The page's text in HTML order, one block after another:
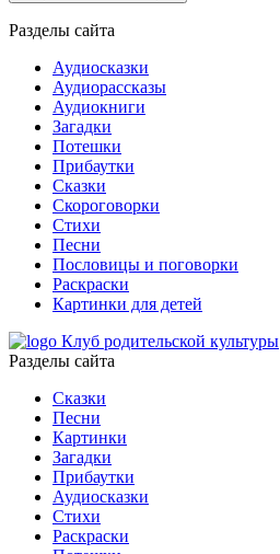
Разделы сайта
Аудиосказки
Аудиорассказы
Аудиокниги
Загадки
Потешки
Прибаутки
Сказки
Скороговорки
Стихи
Песни
Пословицы и поговорки
Раскраски
Картинки для детей
Клуб родительской культуры
Разделы сайта
Сказки
Песни
Картинки
Загадки
Прибаутки
Аудиосказки
Стихи
Раскраски